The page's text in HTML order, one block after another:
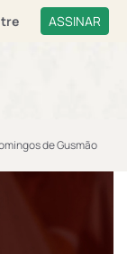
ASSINAR
de Gusmão